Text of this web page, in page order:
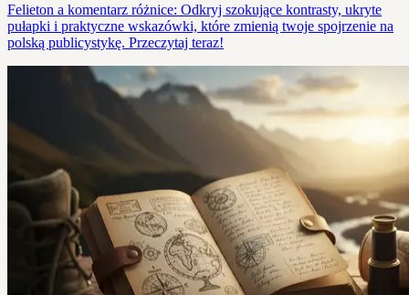
Felieton a komentarz różnice: Odkryj szokujące kontrasty, ukryte
pułapki i praktyczne wskazówki, które zmienią twoje spojrzenie na
polską publicystykę. Przeczytaj teraz!